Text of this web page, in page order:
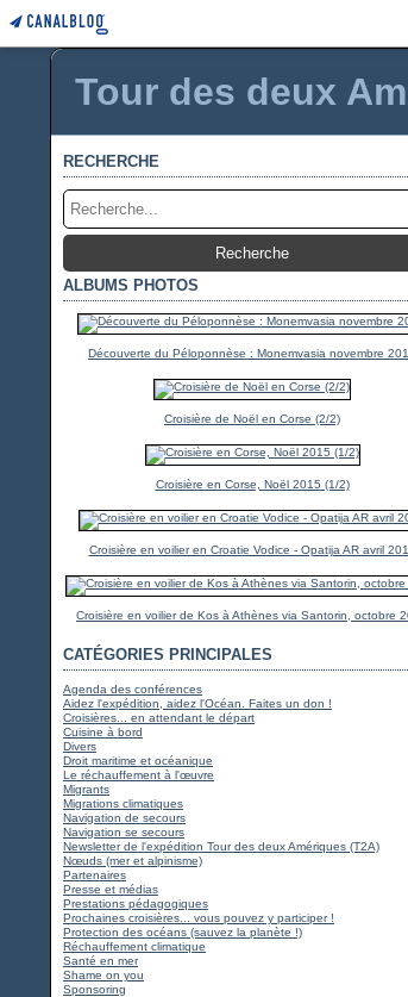
Tour des deux
RECHERCHE
ALBUMS PHOTOS
Découverte du Péloponnèse : Monemvasia novembre
Croisière de Noël en Corse (2/2)
Croisière en Corse, Noël 2015 (1/2)
Croisière en voilier en Croatie Vodice - Opatija AR avril
Croisière en voilier de Kos à Athènes via Santorin, octobre
CATÉGORIES PRINCIPALES
Agenda des conférences
Aidez l'expédition, aidez l'Océan. Faites un don !
Croisières... en attendant le départ
Cuisine à bord
Divers
Droit maritime et océanique
Le réchauffement à l'œuvre
Migrants
Migrations climatiques
Navigation de secours
Navigation se secours
Newsletter de l'expédition Tour des deux Amériques (T2A)
Nœuds (mer et alpinisme)
Partenaires
Presse et médias
Prestations pédagogiques
Prochaines croisières... vous pouvez y participer !
Protection des océans (sauvez la planète !)
Réchauffement climatique
Santé en mer
Shame on you
Sponsoring